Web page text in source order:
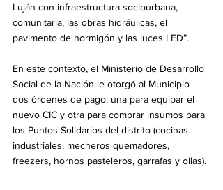
Luján con infraestructura sociourbana,
comunitaria, las obras hidráulicas, el
pavimento de hormigón y las luces LED”.
En este contexto, el Ministerio de Desarrollo
Social de la Nación le otorgó al Municipio
dos órdenes de pago: una para equipar el
nuevo CIC y otra para comprar insumos para
los Puntos Solidarios del distrito (cocinas
industriales, mecheros quemadores,
freezers, hornos pasteleros, garrafas y ollas).